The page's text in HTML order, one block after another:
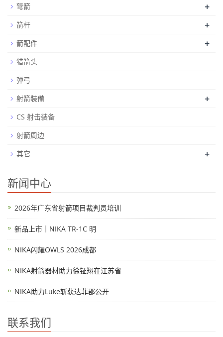
弩箭 +
箭杆 +
箭配件 +
猎箭头
弹弓
射箭裝備
+
CS 射击装备
射箭周边
其它
+
新闻中心
2026年广东省射箭项目裁判员培训
新品上市｜NIKA TR-1C 明
NIKA闪耀OWLS 2026成都
NIKA射箭器材助力徐钲翔在江苏省
NIKA助力Luke斩获达菲郡公开
联系我们